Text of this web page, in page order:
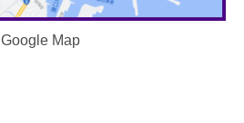
Google Map